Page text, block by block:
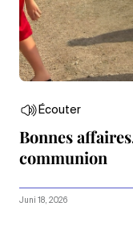
Écouter
Bonnes
communion
Juni 18, 2026